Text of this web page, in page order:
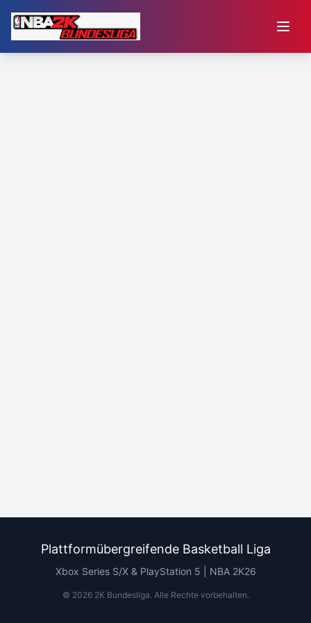
Plattformübergreifende Basketball Liga
Xbox Series S/X & PlayStation 5 | NBA 2K26
© 20262K Bundesliga. Alle Rechte vorbehalten.